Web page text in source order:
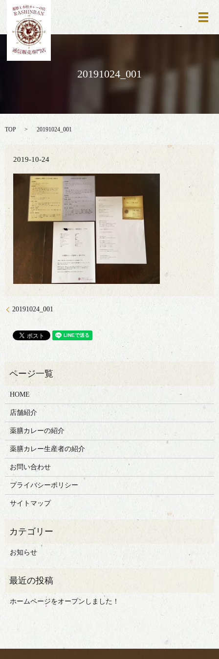
メ
20191024_001
TOP 20191024_001
2019-10-24
20191024_001
HOME
店舗紹介
薬膳カレーの紹介
薬膳カレー生産者の紹介
お問い合わせ
プライバシーポリシー
サイトマップ
お知らせ
ホームページをオープンしました！